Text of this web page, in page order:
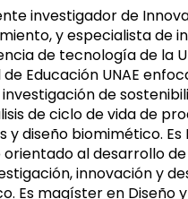
Masculino
investigador de
y especialista de
de tecnología de la
Educación UNAE
de
de ciclo de vida de
y diseño biomimético. Es
orientado al desarrollo
innovación y
Es magíster en Diseño